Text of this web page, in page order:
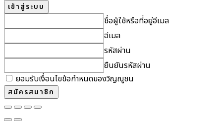
ชื่อผู้ใช้หรือที่อยู่อีเมล
อีเมล
รหัสผ่าน
ยืนยันรหัสผ่าน
ยอมรับเงื่อนไขข้อกำหนดของวิญญูชน